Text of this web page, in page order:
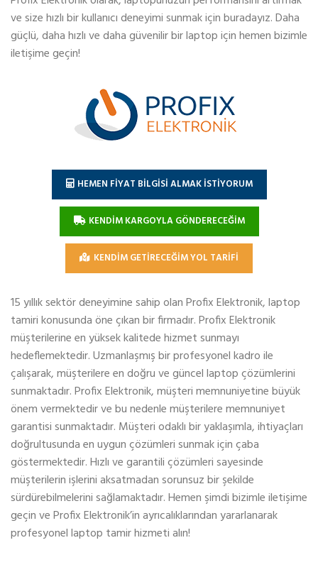
ve size hızlı bir kullanıcı deneyimi sunmak için buradayız. Daha
güçlü, daha hızlı ve daha güvenilir bir laptop için hemen bizimle
iletişime geçin!
HEMEN FİYAT BİLGİSİ ALMAK İSTİYORUM
KENDİM KARGOYLA GÖNDERECEĞİM
KENDİM GETİRECEĞİM YOL TARİFİ
15 yıllık sektör deneyimine sahip olan Profix Elektronik, laptop
tamiri konusunda öne çıkan bir firmadır. Profix Elektronik
müşterilerine en yüksek kalitede hizmet sunmayı
hedeflemektedir. Uzmanlaşmış bir profesyonel kadro ile
çalışarak, müşterilere en doğru ve güncel laptop çözümlerini
sunmaktadır. Profix Elektronik, müşteri memnuniyetine büyük
önem vermektedir ve bu nedenle müşterilere memnuniyet
garantisi sunmaktadır. Müşteri odaklı bir yaklaşımla, ihtiyaçları
doğrultusunda en uygun çözümleri sunmak için çaba
göstermektedir. Hızlı ve garantili çözümleri sayesinde
müşterilerin işlerini aksatmadan sorunsuz bir şekilde
sürdürebilmelerini sağlamaktadır. Hemen şimdi bizimle iletişime
geçin ve Profix Elektronik’in ayrıcalıklarından yararlanarak
profesyonel laptop tamir hizmeti alın!